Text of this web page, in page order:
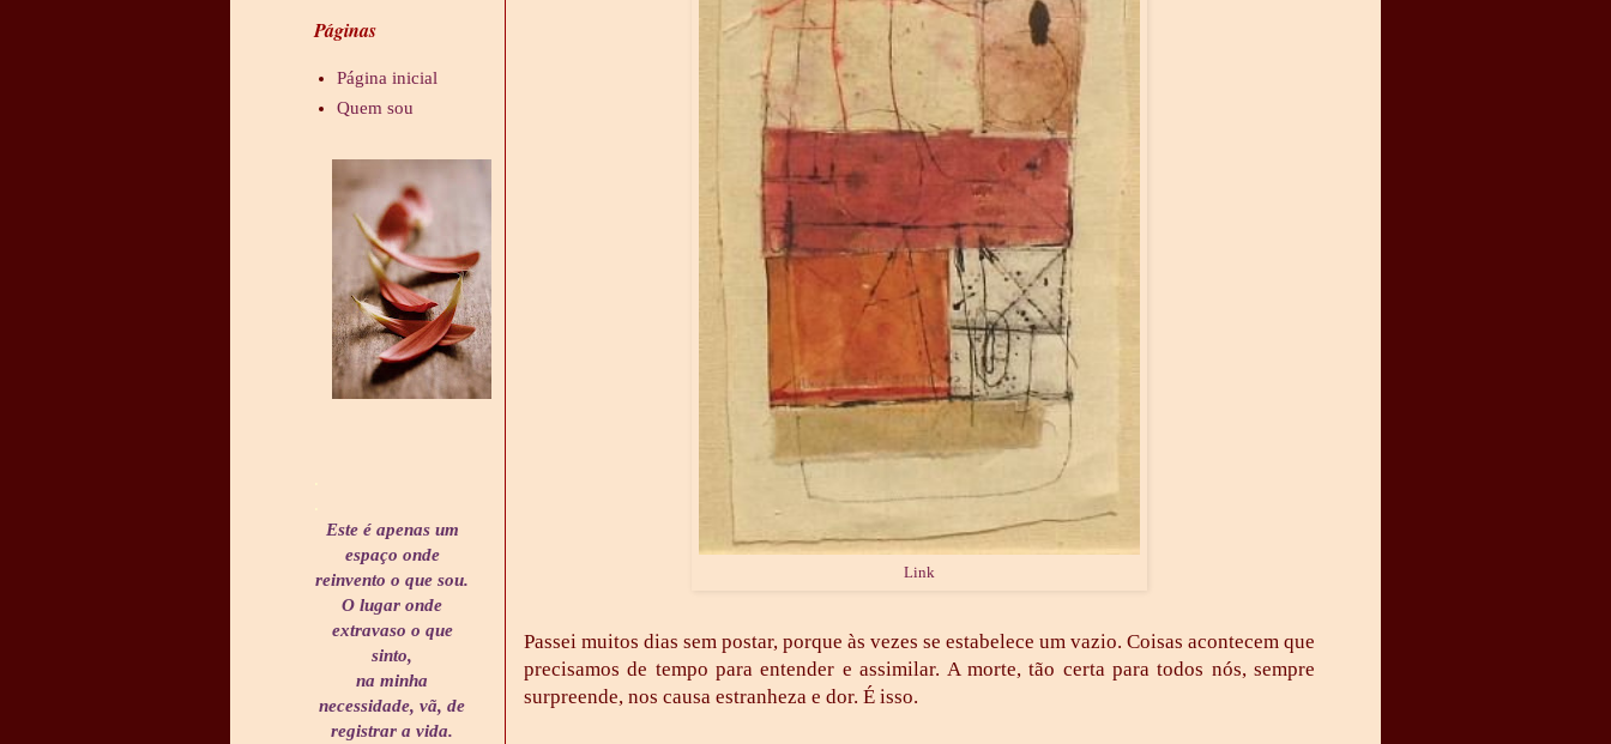
Link
Passei muitos dias sem postar, porque às vezes se estabelece um vazio. Coisas acontecem que
precisamos de tempo para entender e assimilar. A morte, tão certa para todos nós, sempre
surpreende, nos causa estranheza e dor. É isso.
Páginas
Página inicial
Quem sou
Este é apenas um
espaço onde
reinvento o que sou.
O lugar onde
extravaso o que
sinto,
na minha
necessidade, vã, de
registrar a vida.